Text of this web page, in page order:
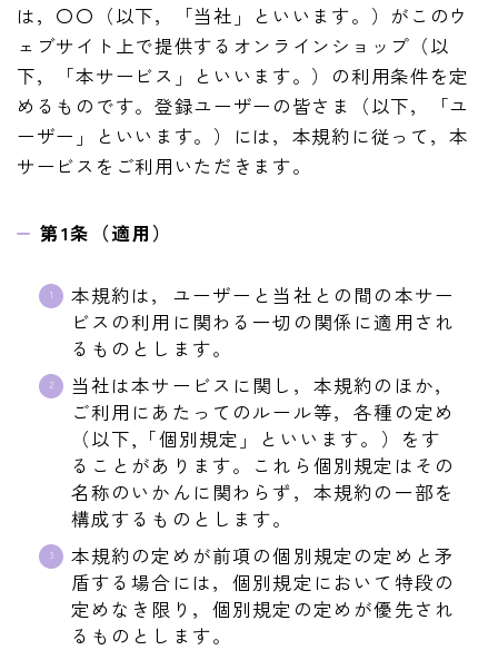
は，〇〇（以下，「当社」といいます。）がこのウ
ェブサイト上で提供するオンラインショップ（以
下，「本サービス」といいます。）の利用条件を定
めるものです。登録ユーザーの皆さま（以下，「ユ
ーザー」といいます。）には，本規約に従って，本
サービスをご利用いただきます。
第1条（適用）
本規約は，ユーザーと当社との間の本サー
ビスの利用に関わる一切の関係に適用され
るものとします。
当社は本サービスに関し，本規約のほか，
ご利用にあたってのルール等，各種の定め
（以下,「個別規定」といいます。）をす
ることがあります。これら個別規定はその
名称のいかんに関わらず，本規約の一部を
構成するものとします。
本規約の定めが前項の個別規定の定めと矛
盾する場合には，個別規定において特段の
定めなき限り，個別規定の定めが優先され
るものとします。